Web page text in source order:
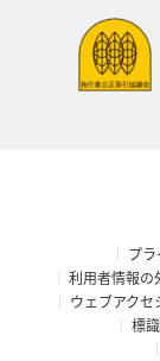
クーポ
出発対
対象
佐
プ
利用者情報の
ウェブアクセ
標